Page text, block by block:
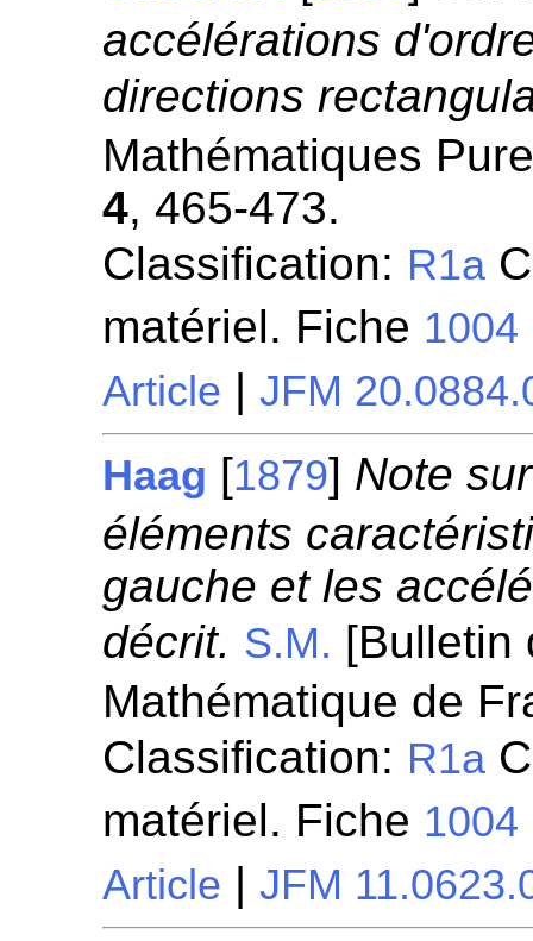
accélérations
directions
Mathématiques
4, 465-473.
Classification: R1a
matériel. Fiche 1004
Article |JFM
Haag [1879] Note
éléments
gauche et les
décrit. S.M. [Bulletin
Mathématique de
Classification: R1a
matériel. Fiche 1004
Article |JFM